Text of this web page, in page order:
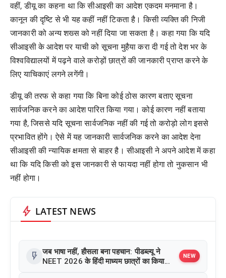
वहीं, डीयू का कहना था कि सीआइसी का आदेश एकदम मनमाना है।
कानून की दृष्टि से भी यह कहीं नहीं टिकता है। किसी व्यक्ति की निजी
जानकारी को अन्य शख्स को नहीं दिया जा सकता है। कहा गया कि यदि
सीआइसी के आदेश पर याची को सूचना मुहैया करा दी गई तो देश भर के
विश्वविद्यालयों में पढ़ने वाले करोड़ों छात्रों की जानकारी प्राप्त करने के
लिए याचिकाएं लगने लगेंगी।
डीयू की तरफ से कहा गया कि बिना कोई ठोस कारण बताए सूचना
सार्वजनिक करने का आदेश पारित किया गया। कोई कारण नहीं बताया
गया है, जिससे यदि सूचना सार्वजनिक नहीं की गई तो करोड़ो लोग इससे
प्रभावित होंगे। ऐसे में यह जानकारी सार्वजनिक करने का आदेश देना
सीआइसी की न्यायिक क्षमता से बाहर है। सीआइसी ने अपने आदेश में कहा
था कि यदि किसी को इस जानकारी से फायदा नहीं होगा तो नुकसान भी
नहीं होगा।
bolt LATEST NEWS
flash_on जब भाषा नहीं, हौसला बना पहचान: पीडब्ल्यू ने
NEET 2026 के हिंदी माध्यम छात्रों का किया
NEW